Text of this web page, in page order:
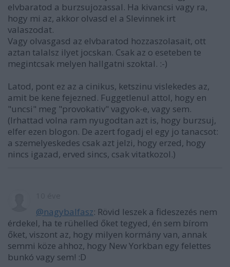
elvbaratod a burzsujozassal. Ha kivancsi vagy ra,
hogy mi az, akkor olvasd el a Slevinnek irt
valaszodat.
Vagy olvasgasd az elvbaratod hozzaszolasait, ott
aztan talalsz ilyet jocskan. Csak az o eseteben te
megintcsak melyen hallgatni szoktal. :-)
Latod, pont ez az a cinikus, ketszinu vislekedes az,
amit be kene fejezned. Fuggetlenul attol, hogy en
"uncsi" meg "provokativ" vagyok-e, vagy sem.
(Irhattad volna ram nyugodtan azt is, hogy burzsuj,
elfer ezen blogon. De azert fogadj el egy jo tanacsot:
a szemelyeskedes csak azt jelzi, hogy erzed, hogy
nincs igazad, erved sincs, csak vitatkozol.)
@nagybalfasz: Rövid leszek a fideszezés nem
érdekel, ha te rühelled őket tegyed, én sem bírom
őket, viszont az, hogy milyen kormány van, annak
semmi köze ahhoz, hogy New Yorkban egy felettes
bunkó vagy sem! :D